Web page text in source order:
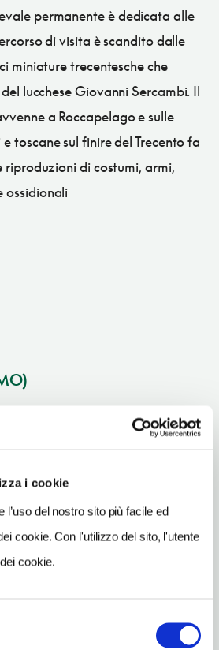
i cookie
l’uso del nostro sito più facile ed
cookie. Con l'utilizzo del sito, l'utente
cookie.
permanente è dedicata alle
di visita è scandito dalle
miniature trecentesche che
lucchese Giovanni Sercambi. Il
a Roccapelago e sulle
toscane sul finire del Trecento fa
riproduzioni di costumi, armi,
ossidionali